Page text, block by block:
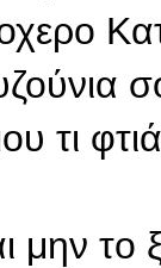
τι
μην το